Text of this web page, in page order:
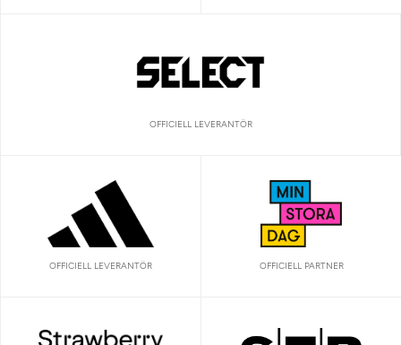
OFFICIELL LEVERANTÖR
OFFICIELL LEVERANTÖR OFFICIELL PARTNER